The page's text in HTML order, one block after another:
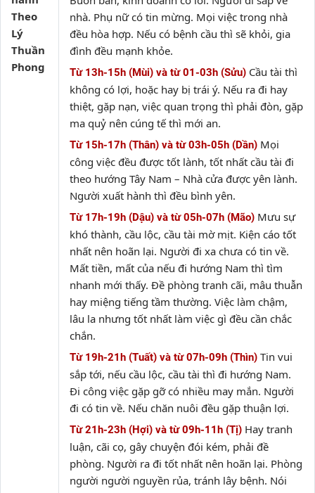
Theo
Lý
Thuần
Phong
nhà. Phụ nữ có tin mừng. Mọi việc trong nhà
đều hòa hợp. Nếu có bệnh cầu thì sẽ khỏi, gia
đình đều mạnh khỏe.
Từ 13h-15h (Mùi) và từ 01-03h (Sửu) Cầu tài thì
không có lợi, hoặc hay bị trái ý. Nếu ra đi hay
thiệt, gặp nạn, việc quan trọng thì phải đòn, gặp
ma quỷ nên cúng tế thì mới an.
Từ 15h-17h (Thân) và từ 03h-05h (Dần) Mọi
công việc đều được tốt lành, tốt nhất cầu tài đi
theo hướng Tây Nam – Nhà cửa được yên lành.
Người xuất hành thì đều bình yên.
Từ 17h-19h (Dậu) và từ 05h-07h (Mão) Mưu sự
khó thành, cầu lộc, cầu tài mờ mịt. Kiện cáo tốt
nhất nên hoãn lại. Người đi xa chưa có tin về.
Mất tiền, mất của nếu đi hướng Nam thì tìm
nhanh mới thấy. Đề phòng tranh cãi, mâu thuẫn
hay miệng tiếng tầm thường. Việc làm chậm,
lâu la nhưng tốt nhất làm việc gì đều cần chắc
chắn.
Từ 19h-21h (Tuất) và từ 07h-09h (Thìn) Tin vui
sắp tới, nếu cầu lộc, cầu tài thì đi hướng Nam.
Đi công việc gặp gỡ có nhiều may mắn. Người
đi có tin về. Nếu chăn nuôi đều gặp thuận lợi.
Từ 21h-23h (Hợi) và từ 09h-11h (Tị) Hay tranh
luận, cãi cọ, gây chuyện đói kém, phải đề
phòng. Người ra đi tốt nhất nên hoãn lại. Phòng
người người nguyền rủa, tránh lây bệnh. Nói